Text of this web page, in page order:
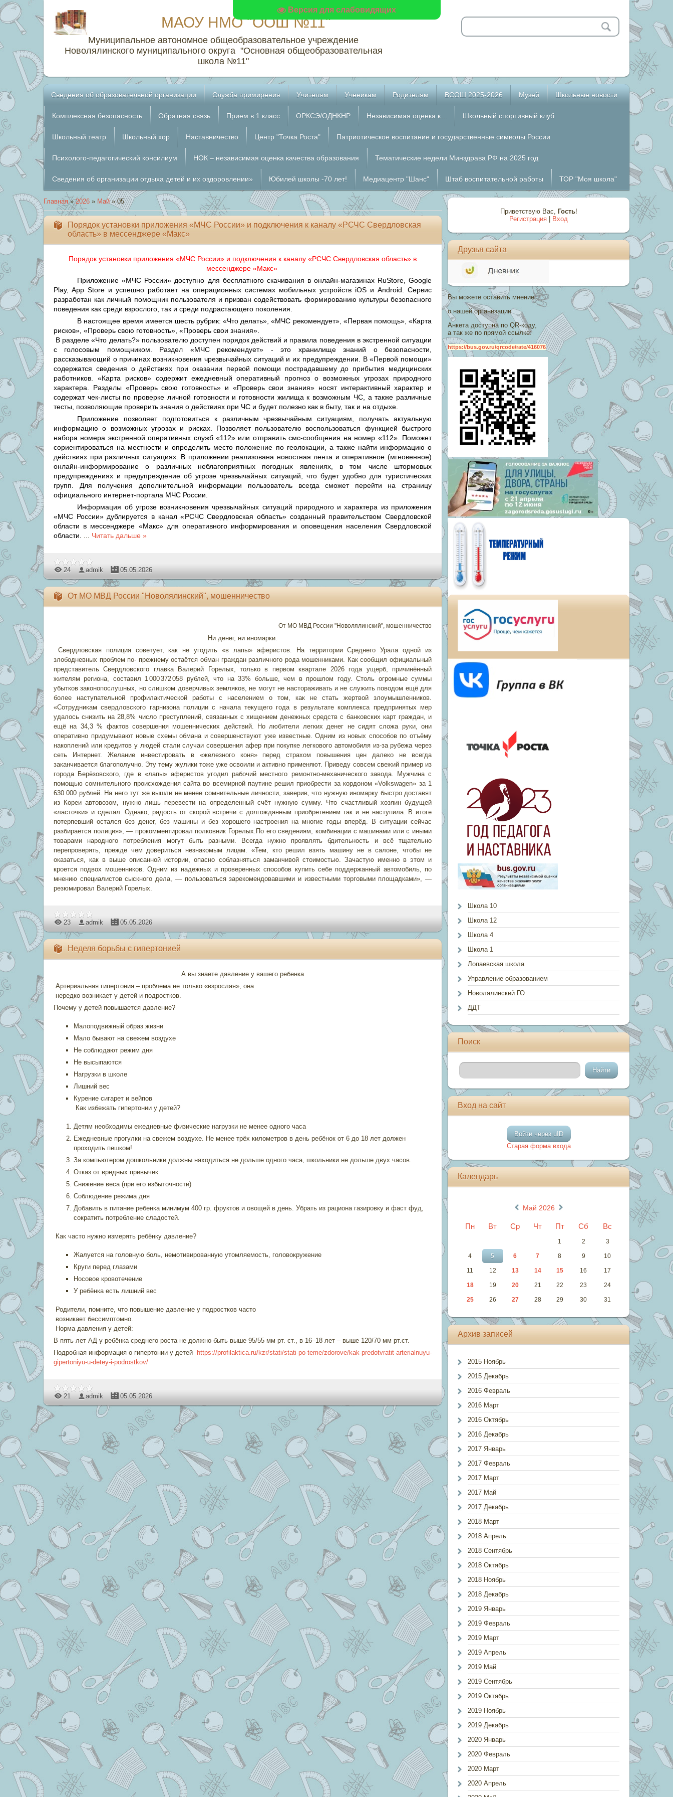
Версия для слабовидящих
МАОУ НМО "ООШ №11"
Муниципальное автономное общеобразовательное учреждение
Новолялинского муниципального округа "Основная общеобразовательная
школа №11"
Сведения об образовательной организации Служба примирения Учителям Ученикам Родителям ВСОШ 2025-2026 Музей Школьные новости
Комплексная безопасность Обратная связь Прием в 1 класс ОРКСЭ/ОДНКНР Независимая оценка к... Школьный спортивный клуб
Школьный театр Школьный хор Наставничество Центр "Точка Роста" Патриотическое воспитание и государственные символы России
Психолого-педагогический консилиум НОК – независимая оценка качества образования Тематические недели Минздрава РФ на 2025 год
Сведения об организации отдыха детей и их оздоровлении» Юбилей школы -70 лет! Медиацентр "Шанс" Штаб воспитательной работы ТОР "Моя школа"
Главная»2026 » Май » 05
Порядок установки приложения «МЧС России» и подключения к каналу «РСЧС Свердловская
область» в мессенджере «Макс»
Порядок установки приложения «МЧС России» и подключения к каналу «РСЧС Свердловская область» в
мессенджере «Макс»
Приложение «МЧС России» доступно для бесплатного скачивания в онлайн-магазинах RuStore, Google
Play, App Store и успешно работает на операционных системах мобильных устройств iOS и Android. Сервис
разработан как личный помощник пользователя и призван содействовать формированию культуры безопасного
поведения как среди взрослого, так и среди подрастающего поколения.
В настоящее время имеется шесть рубрик: «Что делать», «МЧС рекомендует», «Первая помощь», «Карта
рисков», «Проверь свою готовность», «Проверь свои знания».
В разделе «Что делать?» пользователю доступен порядок действий и правила поведения в экстренной ситуации
с голосовым помощником. Раздел «МЧС рекомендует» - это хранилище знаний о безопасности,
рассказывающий о причинах возникновения чрезвычайных ситуаций и их предупреждении. В «Первой помощи»
содержатся сведения о действиях при оказании первой помощи пострадавшему до прибытия медицинских
работников. «Карта рисков» содержит ежедневный оперативный прогноз о возможных угрозах природного
характера. Разделы «Проверь свою готовность» и «Проверь свои знания» носят интерактивный характер и
содержат чек-листы по проверке личной готовности и готовности жилища к возможным ЧС, а также различные
тесты, позволяющие проверить знания о действиях при ЧС и будет полезно как в быту, так и на отдыхе.
Приложение позволяет подготовиться к различным чрезвычайным ситуациям, получать актуальную
информацию о возможных угрозах и рисках. Позволяет пользователю воспользоваться функцией быстрого
набора номера экстренной оперативных служб «112» или отправить смс-сообщения на номер «112». Поможет
сориентироваться на местности и определить место положение по геолокации, а также найти информацию о
действиях при различных ситуациях. В приложении реализована новостная лента и оперативное (мгновенное)
онлайн-информирование о различных неблагоприятных погодных явлениях, в том числе штормовых
предупреждениях и предупреждение об угрозе чрезвычайных ситуаций, что будет удобно для туристических
групп. Для получения дополнительной информации пользователь всегда сможет перейти на страницу
официального интернет-портала МЧС России.
Информация об угрозе возникновения чрезвычайных ситуаций природного и характера из приложения
«МЧС России» дублируется в канал «РСЧС Свердловская область» созданный правительством Свердловской
области в мессенджере «Макс» для оперативного информирования и оповещения населения Свердловской
области.
Читать дальше »
24 admik 05.05.2026
От МО МВД России "Новолялинский", мошенничество
От МО МВД России "Новолялинский", мошенничество
Ни денег, ни иномарки.
Свердловская полиция советует, как не угодить «в лапы» аферистов. На территории Среднего Урала одной из
злободневных проблем по- прежнему остаётся обман граждан различного рода мошенниками. Как сообщил официальный
представитель Свердловского главка Валерий Горелых, только в первом квартале 2026 года ущерб, причинённый
жителям региона, составил 1 000 372 058 рублей, что на 33% больше, чем в прошлом году. Столь огромные суммы
убытков законопослушных, но слишком доверчивых земляков, не могут не настораживать и не служить поводом ещё для
более наступательной профилактической работы с населением о том, как не стать жертвой злоумышленников.
«Сотрудникам свердловского гарнизона полиции с начала текущего года в результате комплекса предпринятых мер
удалось снизить на 28,8% число преступлений, связанных с хищением денежных средств с банковских карт граждан, и
ещё на 34,3 % фактов совершения мошеннических действий. Но любители легких денег не сидят сложа руки, они
оперативно придумывают новые схемы обмана и совершенствуют уже известные. Одним из новых способов по отъёму
накоплений или кредитов у людей стали случаи совершения афер при покупке легкового автомобиля из-за рубежа через
сеть Интернет. Желание инвестировать в «железного коня» перед страхом повышения цен далеко не всегда
заканчивается благополучно. Эту тему жулики тоже уже освоили и активно применяют. Приведу совсем свежий пример из
города Берёзовского, где в «лапы» аферистов угодил рабочий местного ремонтно-механического завода. Мужчина с
помощью сомнительного происхождения сайта во всемирной паутине решил приобрести за кордоном «Volkswagen» за 1
630 000 рублей. На него тут же вышли не менее сомнительные личности, заверив, что нужную иномарку быстро доставят
из Кореи автовозом, нужно лишь перевести на определенный счёт нужную сумму. Что счастливый хозяин будущей
«ласточки» и сделал. Однако, радость от скорой встречи с долгожданным приобретением так и не наступила. В итоге
потерпевший остался без денег, без машины и без хорошего настроения на многие годы вперёд. В ситуации сейчас
разбирается полиция», — прокомментировал полковник Горелых.По его сведениям, комбинации с машинами или с иными
товарами народного потребления могут быть разными. Всегда нужно проявлять бдительность и всё тщательно
перепроверять, прежде чем довериться незнакомым лицам. «Тем, кто решил взять машину не в салоне, чтобы не
оказаться, как в выше описанной истории, опасно соблазняться заманчивой стоимостью. Зачастую именно в этом и
кроется подвох мошенников. Одним из надежных и проверенных способов купить себе поддержанный автомобиль, по
мнению специалистов сыскного дела, — пользоваться зарекомендовавшими и известными торговыми площадками», —
резюмировал Валерий Горелых.
23 admik 05.05.2026
Неделя борьбы с гипертонией
А вы знаете давление у вашего ребенка
Артериальная гипертония – проблема не только «взрослая», она
нередко возникает у детей и подростков.
Почему у детей повышается давление?
Малоподвижный образ жизни
Мало бывают на свежем воздухе
Не соблюдают режим дня
Не высыпаются
Нагрузки в школе
Лишний вес
Курение сигарет и вейпов
Как избежать гипертонии у детей?
Детям необходимы ежедневные физические нагрузки не менее одного часа
Ежедневные прогулки на свежем воздухе. Не менее трёх километров в день ребёнок от 6 до 18 лет должен
проходить пешком!
За компьютером дошкольники должны находиться не дольше одного часа, школьники не дольше двух часов.
Отказ от вредных привычек
Снижение веса (при его избыточности)
Соблюдение режима дня
Добавить в питание ребенка минимум 400 гр. фруктов и овощей в день. Убрать из рациона газировку и фаст фуд,
сократить потребление сладостей.
Как часто нужно измерять ребёнку давление?
Жалуется на головную боль, немотивированную утомляемость, головокружение
Круги перед глазами
Носовое кровотечение
У ребёнка есть лишний вес
Родители, помните, что повышение давление у подростков часто
возникает бессимптомно.
Норма давления у детей:
В пять лет АД у ребёнка среднего роста не должно быть выше 95/55 мм рт. ст., в 16–18 лет – выше 120/70 мм рт.ст.
Подробная информация о гипертонии у детей
https://profilaktica.ru/kzr/stati/stati-po-teme/zdorove/kak-predotvratit-arterialnuyu-
gipertoniyu-u-detey-i-podrostkov/
21 admik 05.05.2026
Приветствую Вас, Гость!
Регистрация
Вход
Друзья сайта
Вы можете оставить мнение
о нашей организации
Анкета доступна по QR-коду,
а так же по прямой ссылке:
https://bus.gov.ru/qrcode/rate/416076
Школа 10
Школа 12
Школа 4
Школа 1
Лопаевская школа
Управление образованием
Новолялинский ГО
ДДТ
Поиск
Вход на сайт
Войти через uID
Старая форма входа
Календарь
« Май 2026 »
Пн Вт Ср Чт Пт Сб Вс
1 2 3
4 5 6 7 8 9 10
11 12 13 14 15 16 17
18 19 20 21 22 23 24
25 26 27 28 29 30 31
Архив записей
2015 Ноябрь
2015 Декабрь
2016 Февраль
2016 Март
2016 Октябрь
2016 Декабрь
2017 Январь
2017 Февраль
2017 Март
2017 Май
2017 Декабрь
2018 Март
2018 Апрель
2018 Сентябрь
2018 Октябрь
2018 Ноябрь
2018 Декабрь
2019 Январь
2019 Февраль
2019 Март
2019 Апрель
2019 Май
2019 Сентябрь
2019 Октябрь
2019 Ноябрь
2019 Декабрь
2020 Январь
2020 Февраль
2020 Март
2020 Апрель